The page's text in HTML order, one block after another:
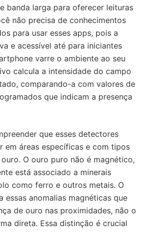
banda larga para oferecer leituras
não precisa de conhecimentos
para usar esses apps, pois a
e acessível até para iniciantes
varre o ambiente ao seu
calcula a intensidade do campo
comparando-a com valores de
que indicam a presença
que esses detectores
em áreas específicas e com tipos
O ouro puro não é magnético,
está associado a minerais
como ferro e outros metais. O
essas anomalias magnéticas que
de ouro nas proximidades, não o
direta. Essa distinção é crucial